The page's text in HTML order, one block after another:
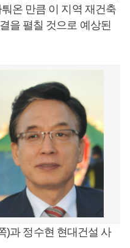
온 만큼 이 지역 재건축
을 펼칠 것으로 예상된
)과 정수현 현대건설 사